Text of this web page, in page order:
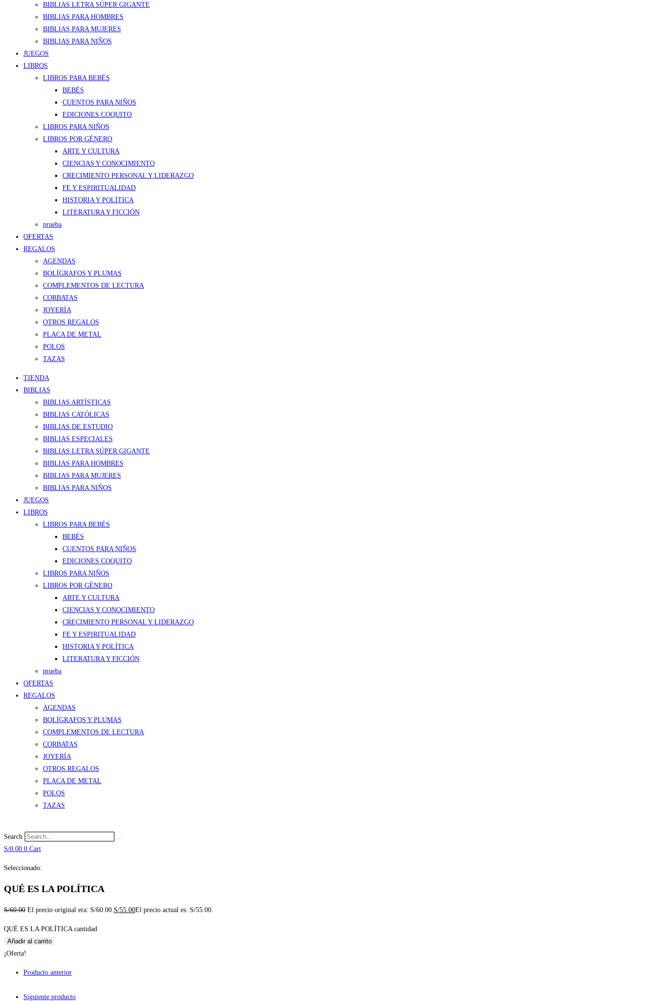
BIBLIAS LETRA SÚPER GIGANTE
BIBLIAS PARA HOMBRES
BIBLIAS PARA MUJERES
BIBLIAS PARA NIÑOS
JUEGOS
LIBROS
LIBROS PARA BEBÉS
BEBÉS
CUENTOS PARA NIÑOS
EDICIONES COQUITO
LIBROS PARA NIÑOS
LIBROS POR GÉNERO
ARTE Y CULTURA
CIENCIAS Y CONOCIMIENTO
CRECIMIENTO PERSONAL Y LIDERAZGO
FE Y ESPIRITUALIDAD
HISTORIA Y POLÍTICA
LITERATURA Y FICCIÓN
prueba
OFERTAS
REGALOS
AGENDAS
BOLÍGRAFOS Y PLUMAS
COMPLEMENTOS DE LECTURA
CORBATAS
JOYERÍA
OTROS REGALOS
PLACA DE METAL
POLOS
TAZAS
TIENDA
BIBLIAS
BIBLIAS ARTÍSTICAS
BIBLIAS CATÓLICAS
BIBLIAS DE ESTUDIO
BIBLIAS ESPECIALES
BIBLIAS LETRA SÚPER GIGANTE
BIBLIAS PARA HOMBRES
BIBLIAS PARA MUJERES
BIBLIAS PARA NIÑOS
JUEGOS
LIBROS
LIBROS PARA BEBÉS
BEBÉS
CUENTOS PARA NIÑOS
EDICIONES COQUITO
LIBROS PARA NIÑOS
LIBROS POR GÉNERO
ARTE Y CULTURA
CIENCIAS Y CONOCIMIENTO
CRECIMIENTO PERSONAL Y LIDERAZGO
FE Y ESPIRITUALIDAD
HISTORIA Y POLÍTICA
LITERATURA Y FICCIÓN
prueba
OFERTAS
REGALOS
AGENDAS
BOLÍGRAFOS Y PLUMAS
COMPLEMENTOS DE LECTURA
CORBATAS
JOYERÍA
OTROS REGALOS
PLACA DE METAL
POLOS
TAZAS
Search
S/0.00 0 Cart
Seleccionado:
QUÉ ES LA POLÍTICA
S/60.00 El precio original era: S/60.00. S/55.00El precio actual es: S/55.00.
QUÉ ES LA POLÍTICA cantidad
Añadir al carrito
¡Oferta!
Producto anterior
Siguiente producto